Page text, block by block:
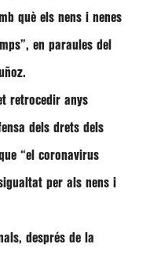
què els nens i nenes
en paraules del
.
retrocedir anys
dels drets dels
“el coronavirus
per als nens i
després de la